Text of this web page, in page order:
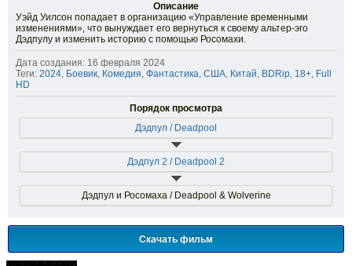
Описание
Уэйд Уилсон попадает в организацию «Управление временными
изменениями», что вынуждает его вернуться к своему альтер-эго
Дэдпулу и изменить историю с помощью Росомахи.
Дата создания: 16 февраля 2024
Теги: 2024, Боевик, Комедия, Фантастика, США, Китай, BDRip, 18+, Full
HD
Порядок просмотра
Дэдпул / Deadpool
Дэдпул 2 / Deadpool 2
Дэдпул и Росомаха / Deadpool & Wolverine
Скачать фильм